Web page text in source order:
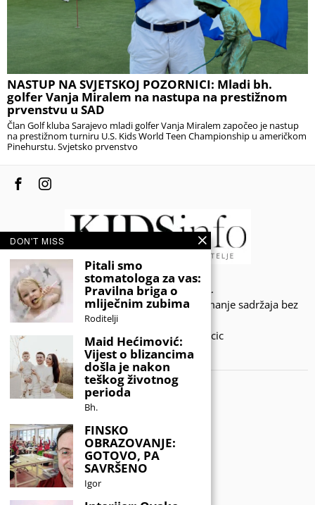
NASTUP NA SVJETSKOJ POZORNICI: Mladi bh.
golfer Vanja Miralem na nastupa na prestižnom
prvenstvu u SAD
Član Golf kluba Sarajevo mladi golfer Vanja Miralem započeo je nastup
na prestižnom turniru U.S. Kids World Teen Championship u američkom
Pinehurstu. Svjetsko prvenstvo
© 2020 - KIDSINFO.BA.
Sva prava zadržana. Zabranjeno preuzimanje sadržaja bez
dozvole izdavača.
Developed by Amar SIjercic
IZAŠAO JE NOVI MAGAZIN!
DON'T MISS
Pitali smo
stomatologa za vas:
Pravilna briga o
mliječnim zubima
Roditelji
Maid Hećimović:
Vijest o blizancima
došla je nakon
teškog životnog
perioda
Bh.
FINSKO
OBRAZOVANJE:
GOTOVO, PA
SAVRŠENO
Igor